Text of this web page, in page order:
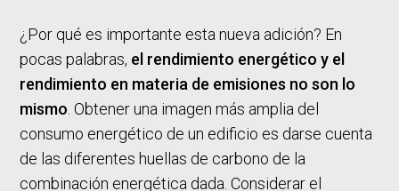
¿Por qué es importante esta nueva adición? En
pocas palabras, el rendimiento energético y el
rendimiento en materia de emisiones no son lo
mismo . Obtener una imagen más amplia del
consumo energético de un edificio es darse cuenta
de las diferentes huellas de carbono de la
combinación energética dada. Considerar el